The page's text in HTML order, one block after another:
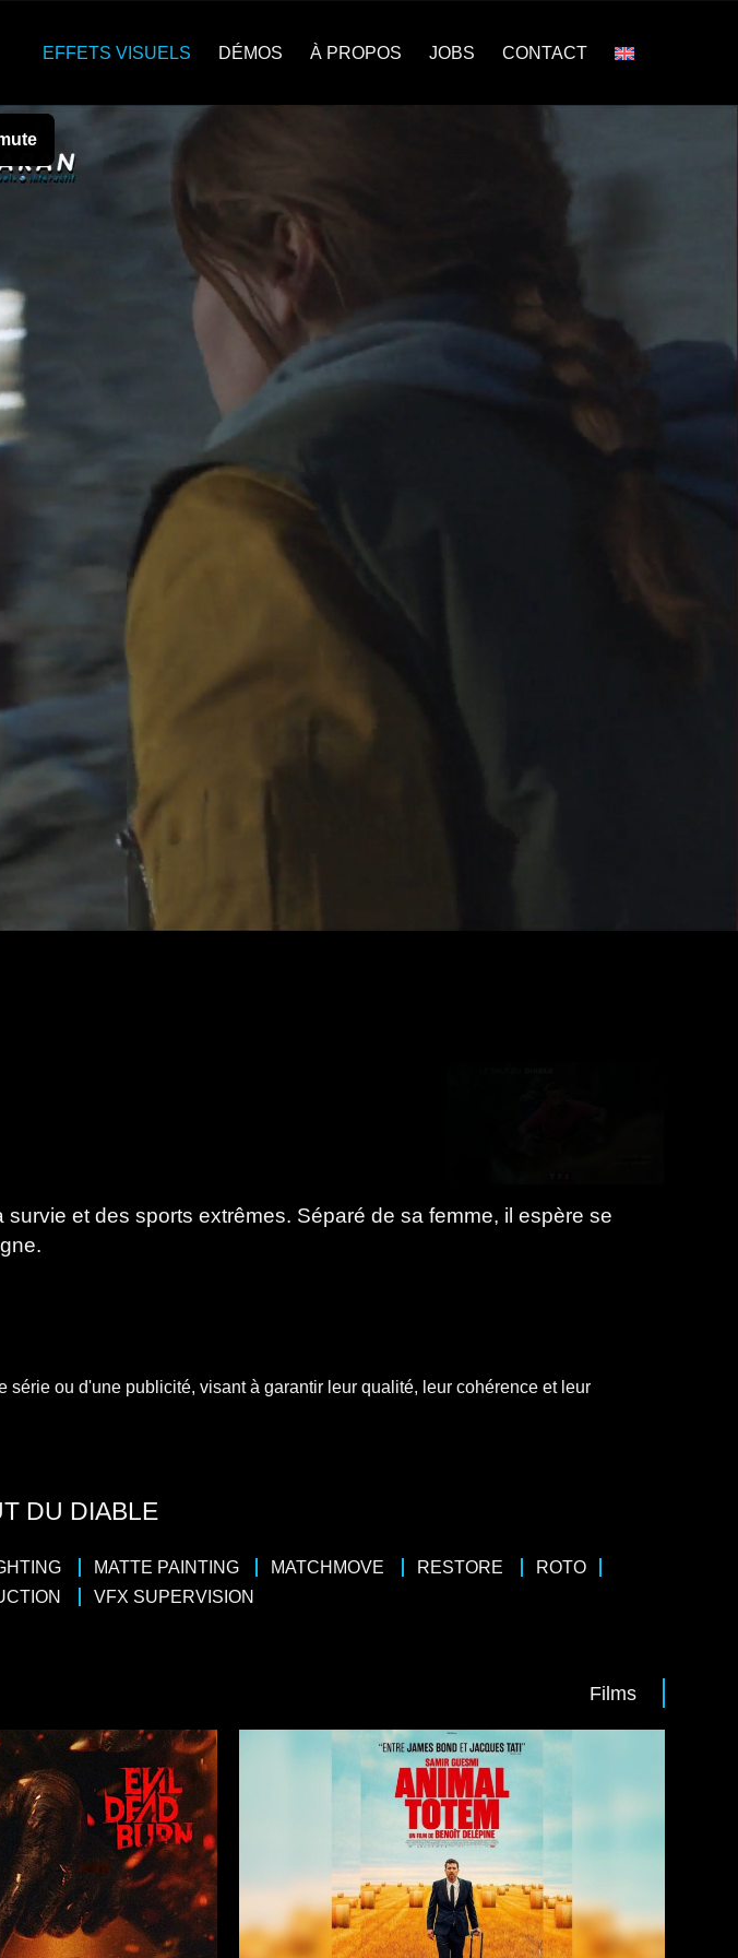
EFFETS VISUELS DÉMOS À PROPOS JOBS CONTACT
et des sports extrêmes. Séparé de sa femme, il espère se
ou d'une publicité, visant à garantir leur qualité, leur cohérence et leur
DU DIABLE
MATTE PAINTING MATCHMOVE RESTORE
ROTO
VFX SUPERVISION
Films
Comédie/ Drame
: Samir Guesmi, Olivier Rabourdin, Solène Rigot, Pierre Lottin
Réalisateur : Benoît Delépine